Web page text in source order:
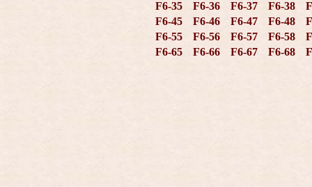
F6-35
F6-36 F6-37 F6-38
F6-45
F6-46 F6-47 F6-48
F6-55
F6-56 F6-57 F6-58
F6-65
F6-66 F6-67 F6-68